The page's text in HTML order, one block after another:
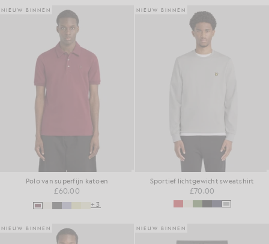
NIEUW BINNEN
Polo van superfijn katoen
£60.00
+3
NIEUW BINNEN
Sportief lichtgewicht sweatshirt
£70.00
NIEUW BINNEN NIEUW BINNEN